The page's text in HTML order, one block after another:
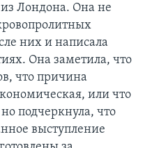
Лондона. Она не
них и написала
Она заметила, что
что причина
или что
подчеркнула, что
выступление